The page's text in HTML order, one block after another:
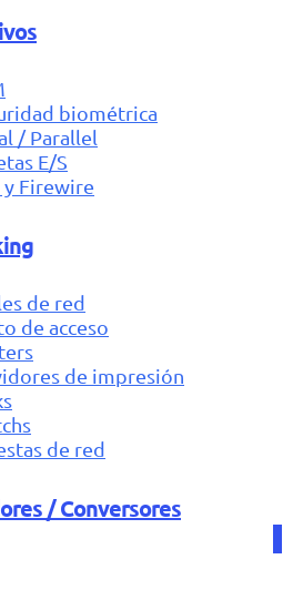
biométrica
/ Parallel
E/S
y Firewire
de red
de acceso
de impresión
de red
/ Conversores